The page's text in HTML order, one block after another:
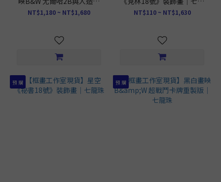
18號立體裝飾畫
NT$1,180 ~ NT$1,680
珠
NT$110 ~ NT$1,630
預 購 預 購